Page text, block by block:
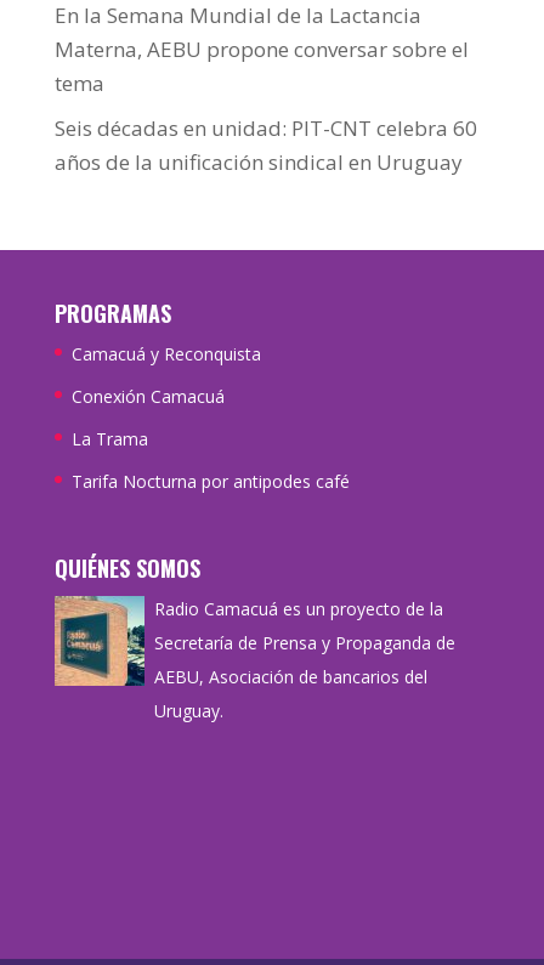
En la Semana Mundial de la Lactancia
Materna, AEBU propone conversar sobre el
tema
Seis décadas en unidad: PIT-CNT celebra 60
años de la unificación sindical en Uruguay
PROGRAMAS
Camacuá y Reconquista
Conexión Camacuá
La Trama
Tarifa Nocturna por antipodes café
QUIÉNES SOMOS
Radio Camacuá es un proyecto de la
Secretaría de Prensa y Propaganda de
AEBU, Asociación de bancarios del
Uruguay.